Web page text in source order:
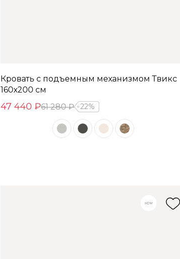
Кровать с подъемным механизмом Твикс
160х200 см
47 440 ₽61 280 ₽ 22%